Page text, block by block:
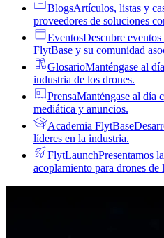
BlogsArtículos, listas y
proveedores de soluciones
EventosDescubre
FlytBase y su comunidad
GlosarioManténgase al
industria de los drones.
PrensaManténgase al día
mediática y anuncios.
Academia FlytBase
líderes en la industria.
FlytLaunchPresentamos
acoplamiento para drones de